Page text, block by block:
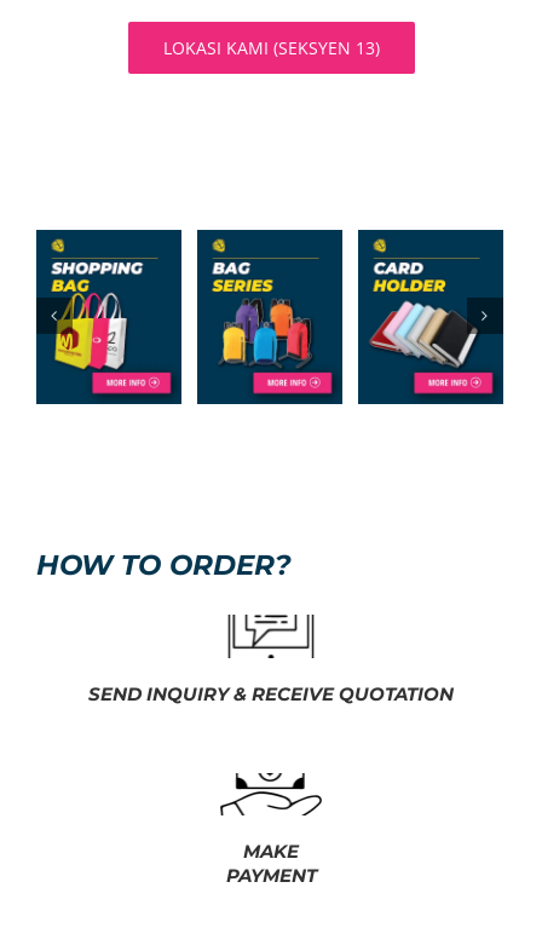
LOKASI KAMI (SEKSYEN 13)
HOW TO ORDER?
SEND INQUIRY & RECEIVE QUOTATION
MAKE
PAYMENT